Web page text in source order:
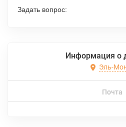
Задать вопрос:
Информация о
Эль-
Почта